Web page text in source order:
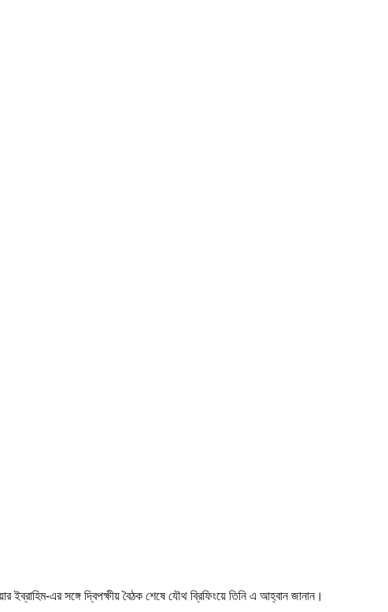
ইব্রাহিম-এর সঙ্গে দ্বিপক্ষীয় বৈঠক শেষে যৌথ ব্রিফিংয়ে তিনি এ আহ্বান জানান।